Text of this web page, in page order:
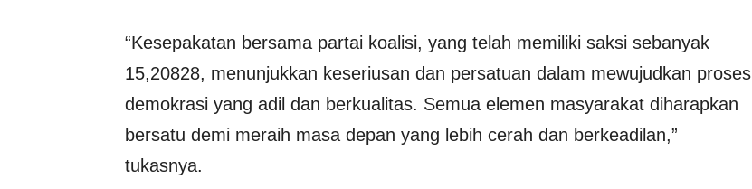
“Kesepakatan bersama partai koalisi, yang telah memiliki saksi sebanyak
15,20828, menunjukkan keseriusan dan persatuan dalam mewujudkan proses
demokrasi yang adil dan berkualitas. Semua elemen masyarakat diharapkan
bersatu demi meraih masa depan yang lebih cerah dan berkeadilan,”
tukasnya.